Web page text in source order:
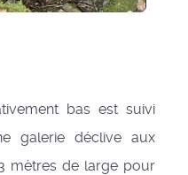
bas est suivi
galerie déclive aux
mètres de large pour